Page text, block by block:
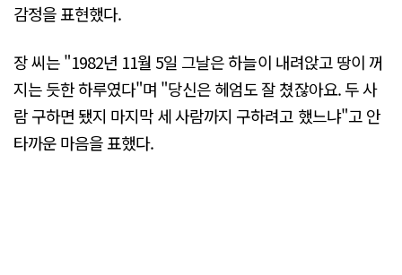
감정을 표현했다.
장 씨는 "1982년 11월 5일 그날은 하늘이 내려앉고 땅이 꺼
지는 듯한 하루였다"며 "당신은 헤엄도 잘 쳤잖아요. 두 사
람 구하면 됐지 마지막 세 사람까지 구하려고 했느냐"고 안
타까운 마음을 표했다.